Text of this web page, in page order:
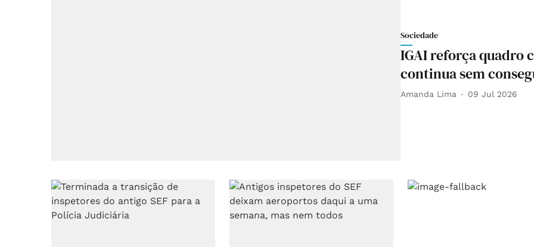
Sociedade
IGAI reforça quadro
continua sem
Amanda Lima 09 Jul 2026